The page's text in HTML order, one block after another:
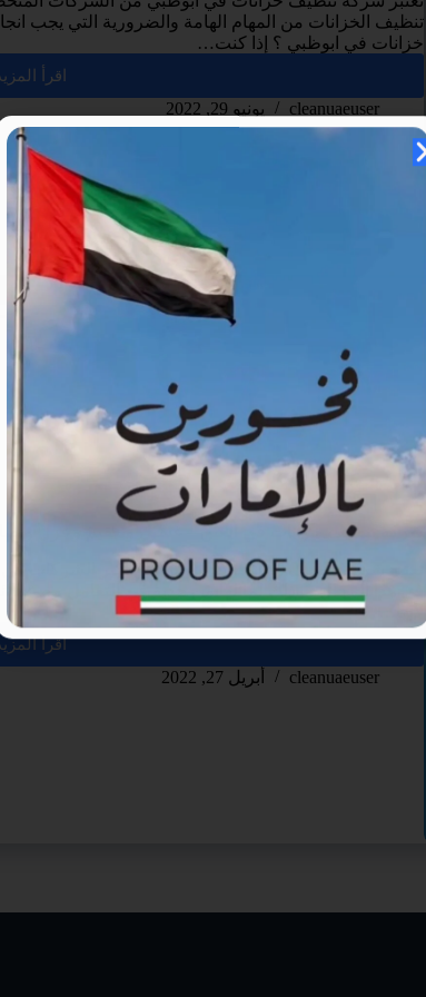
تنظيف الخزانات من المهام الهامة والضرورية التي يجب
خزانات في ابوظبي ؟ إذا كنت…
اقرأ
cleanuaeuser يونيو 29, 2022
شركة تنظيف خزانات في العين – غسيل وتعقيم وعزل واصلاح كافة
تعتبر شركة تنظيف خزانات في العين من أكبر الشركات
في هذا المجال ، وذلك لما لها من جدية في التعامل مع
لأنها…
اقرأ
cleanuaeuser أبريل 27, 2022